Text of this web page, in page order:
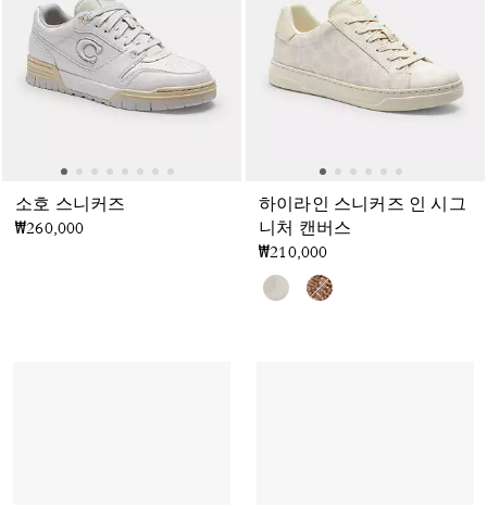
소호 스니커즈
₩260,000
하이라인 스니커즈 인 시그
니처 캔버스
₩210,000